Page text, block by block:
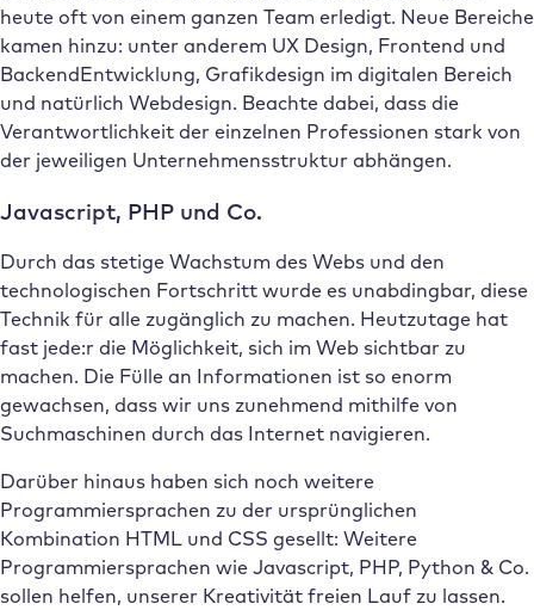
heute oft von einem ganzen Team erledigt. Neue Bereiche
kamen hinzu: unter anderem UX Design, Frontend und
BackendEntwicklung, Grafikdesign im digitalen Bereich
und natürlich Webdesign. Beachte dabei, dass die
Verantwortlichkeit der einzelnen Professionen stark von
der jeweiligen Unternehmensstruktur abhängen.
Javascript, PHP und Co.
Durch das stetige Wachstum des Webs und den
technologischen Fortschritt wurde es unabdingbar, diese
Technik für alle zugänglich zu machen. Heutzutage hat
fast jede:r die Möglichkeit, sich im Web sichtbar zu
machen. Die Fülle an Informationen ist so enorm
gewachsen, dass wir uns zunehmend mithilfe von
Suchmaschinen durch das Internet navigieren.
Darüber hinaus haben sich noch weitere
Programmiersprachen zu der ursprünglichen
Kombination HTML und CSS gesellt: Weitere
Programmiersprachen wie Javascript, PHP, Python & Co.
sollen helfen, unserer Kreativität freien Lauf zu lassen.